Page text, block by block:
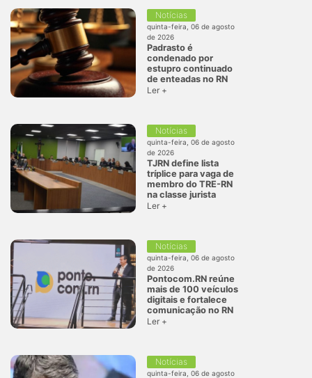
Notícias
quinta-feira, 06 de agosto
de 2026
Padrasto é
condenado por
estupro continuado
de enteadas no RN
Ler +
Notícias
quinta-feira, 06 de agosto
de 2026
TJRN define lista
tríplice para vaga de
membro do TRE-RN
na classe jurista
Ler +
Notícias
quinta-feira, 06 de agosto
de 2026
Pontocom.RN reúne
mais de 100 veículos
digitais e fortalece
comunicação no RN
Ler +
Notícias
quinta-feira, 06 de agosto